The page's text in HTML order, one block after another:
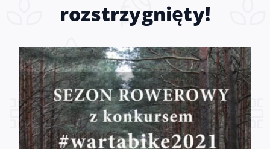
rozstrzygnięty!